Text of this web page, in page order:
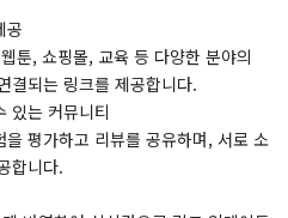
공
툰, 쇼핑몰, 교육 등 다양한 분야의
결되는 링크를 제공합니다.
있는 커뮤니티
평가하고 리뷰를 공유하며, 서로 소
합니다.